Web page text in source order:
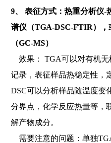
9、 表征方式：热重分析仪-
谱仪（TGA-DSC-FTIR），
（GC-MS）
效果： TGA可以对有机无
记录，表征样品热稳定性，
DSC可以分析样品随温度变
分界点，化学反应热量等，
解产物成分。
需要注意的问题：单独